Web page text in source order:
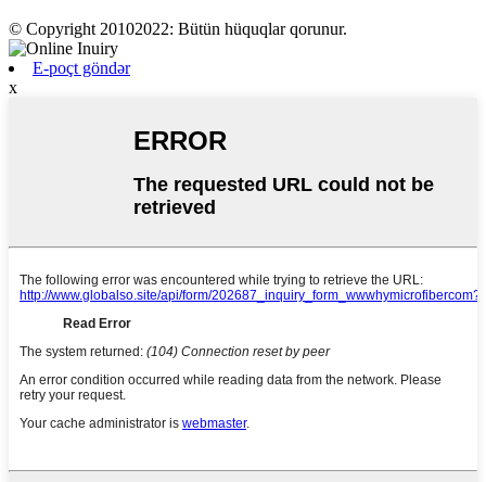
© Copyright 20102022: Bütün hüquqlar qorunur.
E-poçt göndər
x